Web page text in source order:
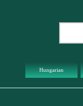
Hungarian